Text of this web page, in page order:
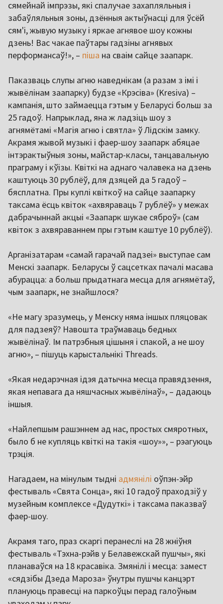
сямейнай імпрэзы, які спалучае захапляльныя і
забаўляльныя зоны, дзённыя актыўнасці для ўсёй
сям'і, жывую музыку і яркае агнявое шоу кожны
дзень! Вас чакае паўтары гадзіны агнявых
перформансаў!», – піша на сваім сайце заапарк.
Паказваць слупы агню наведнікам (а разам з імі і
жывёлінам заапарку) будзе «Крэсіва» (Kresiva) –
кампанія, што займаецца гэтым у Беларусі больш за
25 гадоў. Напрыклад, яна ж ладзіць шоу з
агнямётамі «Магія агню і святла» ў Лідскім замку.
Акрамя жывой музыкі і фаер-шоу заапарк абяцае
інтэрактыўныя зоны, майстар-класы, танцавальную
праграму і кўізы. Квіткі на аднаго чалавека на дзень
каштуюць 30 рублёў, для дзяцей да 5 гадоў –
бясплатна. Пры куплі квіткоў на сайце заапарку
таксама ёсць квіток «ахвяраваць 7 рублёў» у межах
дабрачыннай акцыі «Заапарк шукае сяброў» (сам
квіток з ахвяраваннем пры гэтым каштуе 10 рублёў).
Арганізатарам «самай гарачай падзеі» выступае сам
Менскі заапарк. Беларусы ў сацсетках пачалі масава
абурацца: а больш прыдатнага месца для агнямётаў,
чым заапарк, не знайшлося?
«Не магу зразумець, у Менску няма іншых пляцовак
для падзеяў? Навошта траўмаваць бедных
жывёлінаў. Ім патрэбныя цішыня і спакой, а не шоу
агню», – пішуць карыстальнікі Threads.
«Якая недарэчная ідэя датычна месца правядзення,
якая непавага да няшчасных жывёлінаў», – дадаюць
іншыя.
«Найлепшым рашэннем ад нас, простых смяротных,
было б не купляць квіткі на такія «шоу»», – рэагуюць
трэція.
Нагадаем, на мінулым тыдні адмянілі оўпэн-эйр
фестываль «Свята Сонца», які 10 гадоў праходзіў у
музейным комплексе «Дудуткі» і таксама паказваў
фаер-шоу.
Акрамя таго, праз скаргі перанеслі на 28 жніўня
фестываль «Тэхна-рэйв у Белавежскай пушчы», які
планаваўся на 18 красавіка. Змянілі і месца: замест
«сядзібы Дзеда Мароза» ўнутры пушчы канцэрт
плануюць правесці на паркоўцы перад галоўным